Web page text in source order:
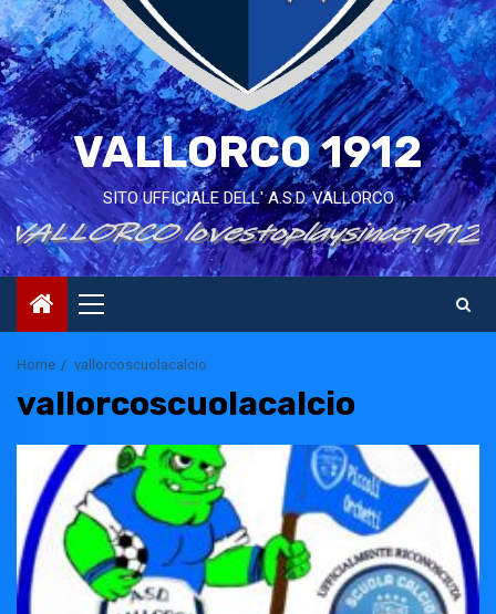
VALLORCO 1912
SITO UFFICIALE DELL' A.S.D. VALLORCO
Primary
Menu
Home vallorcoscuolacalcio
vallorcoscuolacalcio